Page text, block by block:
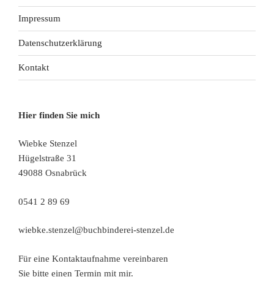
Impressum
Datenschutzerklärung
Kontakt
Hier finden Sie mich
Wiebke Stenzel
Hügelstraße 31
49088 Osnabrück
0541 2 89 69
wiebke.stenzel@buchbinderei-stenzel.de
Für eine Kontaktaufnahme vereinbaren
Sie bitte einen Termin mit mir.